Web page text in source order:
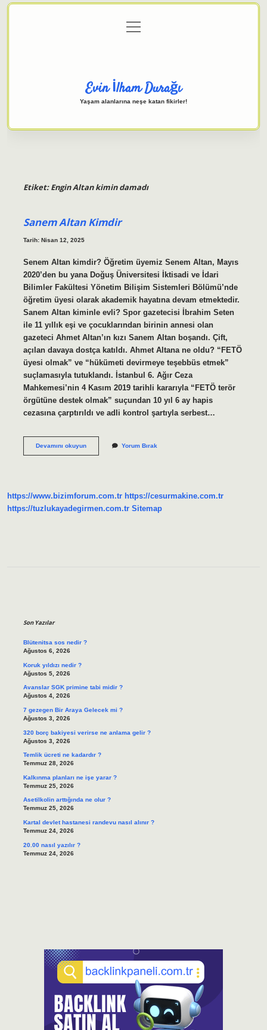
Gizlilik Politikası
menüyü
aç
Evin İlham Durağı
Yaşam alanlarına neşe katan fikirler!
Etiket:Engin Altan kimin damadı
Sanem Altan Kimdir
Tarih: Nisan 12, 2025
Senem Altan kimdir? Öğretim üyemiz Senem Altan, Mayıs
2020’den bu yana Doğuş Üniversitesi İktisadi ve İdari
Bilimler Fakültesi Yönetim Bilişim Sistemleri Bölümü’nde
öğretim üyesi olarak akademik hayatına devam etmektedir.
Sanem Altan kiminle evli? Spor gazetecisi İbrahim Seten
ile 11 yıllık eşi ve çocuklarından birinin annesi olan
gazeteci Ahmet Altan’ın kızı Sanem Altan boşandı. Çift,
açılan davaya dostça katıldı. Ahmet Altana ne oldu? “FETÖ
üyesi olmak” ve “hükümeti devirmeye teşebbüs etmek”
suçlamasıyla tutuklandı. İstanbul 6. Ağır Ceza
Mahkemesi’nin 4 Kasım 2019 tarihli kararıyla “FETÖ terör
örgütüne destek olmak” suçundan 10 yıl 6 ay hapis
cezasına çarptırıldı ve adli kontrol şartıyla serbest…
Devamını okuyunSanem
Yorum Bırak
https://www.bizimforum.com.tr https://cesurmakine.com.tr
https://tuzlukayadegirmen.com.tr Sitemap
Son Yazılar
Blütenitsa sos nedir ?
Ağustos 6, 2026
Koruk yıldızı nedir ?
Ağustos 5, 2026
Avanslar SGK primine tabi midir ?
Ağustos 4, 2026
7 gezegen Bir Araya Gelecek mi ?
Ağustos 3, 2026
320 borç bakiyesi verirse ne anlama gelir ?
Ağustos 3, 2026
Temlik ücreti ne kadardır ?
Temmuz 28, 2026
Kalkınma planları ne işe yarar ?
Temmuz 25, 2026
Asetilkolin arttığında ne olur ?
Temmuz 25, 2026
Kartal devlet hastanesi randevu nasıl alınır ?
Temmuz 24, 2026
20.00 nasıl yazılır ?
Temmuz 24, 2026